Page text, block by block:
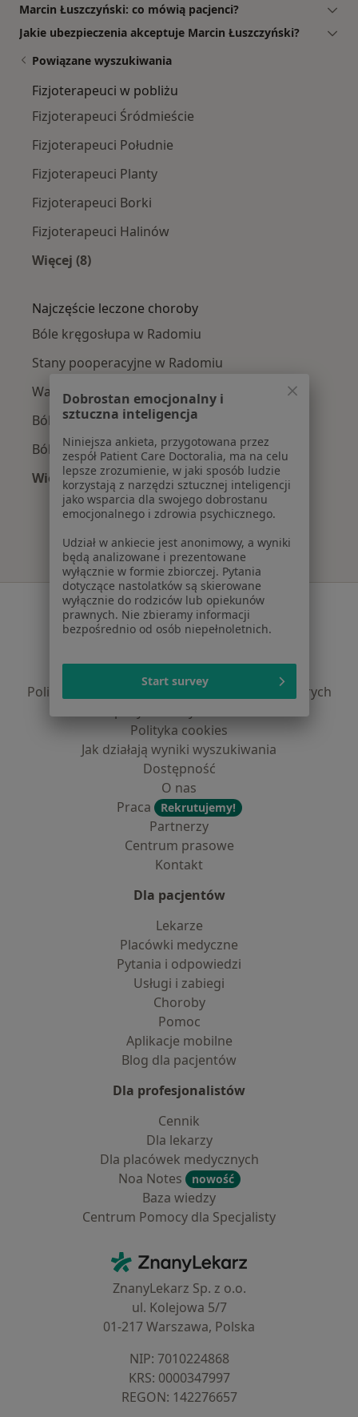
Marcin Łuszczyński: co mówią pacjenci?
Jakie ubezpieczenia akceptuje Marcin Łuszczyński?
Powiązane wyszukiwania
Fizjoterapeuci w pobliżu
Fizjoterapeuci Śródmieście
Fizjoterapeuci Południe
Fizjoterapeuci Planty
Fizjoterapeuci Borki
Fizjoterapeuci Halinów
Więcej (8)
Najczęście leczone choroby
Bóle kręgosłupa w Radomiu
Stany pooperacyjne w Radomiu
Wady postawy w Radomiu
Ból barku w Radomiu
Ból biodra w Radomiu
Więcej (15)
Więcej w kategorii: Najczęście leczone
Serwis
Regulamin
Polityka prywatności profesjonalistów
Polityka prywatności dla profesjonalistów, których
Polityka cookies
Jak działają wyniki wyszukiwania
Dostępność
O nas
Praca
Rekrutujemy!
Partnerzy
Centrum prasowe
Kontakt
Dla pacjentów
Lekarze
Placówki medyczne
Pytania i odpowiedzi
Usługi i zabiegi
Choroby
Pomoc
Aplikacje mobilne
Blog dla pacjentów
Dla profesjonalistów
Cennik
Dla lekarzy
Dla placówek medycznych
Noa Notes
nowość
Baza wiedzy
Centrum Pomocy dla Specjalisty
ZnanyLekarz - Strona główna
ZnanyLekarz Sp. z o.o.
ul. Kolejowa 5/7
01-217 Warszawa, Polska
NIP: ⁠7010224868
KRS: ⁠0000347997
REGON: ⁠142276657
Dobrostan emocjonalny i
sztuczna inteligencja
Niniejsza ankieta, przygotowana przez
zespół Patient Care Doctoralia, ma na celu
lepsze zrozumienie, w jaki sposób ludzie
korzystają z narzędzi sztucznej inteligencji
jako wsparcia dla swojego dobrostanu
emocjonalnego i zdrowia psychicznego.
Udział w ankiecie jest anonimowy, a wyniki
będą analizowane i prezentowane
wyłącznie w formie zbiorczej. Pytania
dotyczące nastolatków są skierowane
wyłącznie do rodziców lub opiekunów
prawnych. Nie zbieramy informacji
bezpośrednio od osób niepełnoletnich.
Start survey